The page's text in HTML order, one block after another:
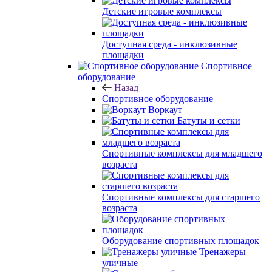
Детские игровые комплексы
Доступная среда - инклюзивные
площадки
Спортивное
оборудование
Назад
Спортивное оборудование
Воркаут
Батуты и сетки
Спортивные комплексы для младшего
возраста
Спортивные комплексы для старшего
возраста
Оборудование спортивных площадок
Тренажеры
уличные